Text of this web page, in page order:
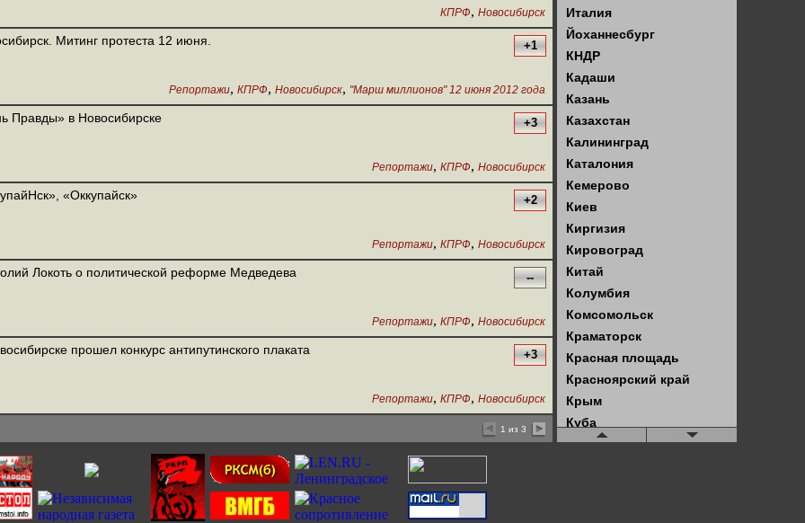
КПРФ, Новосибирск
Митинг протеста 12 июня. +1
Репортажи, КПРФ, Новосибирск, "Марш миллионов" 12 июня 2012 года
Правды» в Новосибирске +3
Репортажи, КПРФ, Новосибирск
«Оккупайск» +2
Репортажи, КПРФ, Новосибирск
Локоть о политической реформе Медведева --
Репортажи, КПРФ, Новосибирск
прошел конкурс антипутинского плаката +3
Репортажи, КПРФ, Новосибирск
1 из 3
Италия
Йоханнесбург
КНДР
Кадаши
Казань
Казахстан
Калининград
Каталония
Кемерово
Киев
Киргизия
Кировоград
Китай
Колумбия
Комсомольск
Краматорск
Красная площадь
Красноярский край
Крым
Куба
Кузбасс